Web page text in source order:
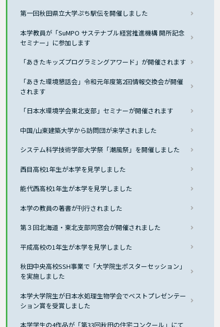
第一回秋田県立大学ぷち駅伝を開催しました
本学教員が「SuMPO サステナブル経営推進機構 開所記念
セミナー」に参加します
「あきたキッズプログラミングアワード」が開催されます
「あきた環境懇話会」令和元年度第2回情報交換会が開催
されます
「日本水環境学会東北支部」セミナーが開催されます
中国/山東建築大学から訪問団が来学されました
システム科学技術学部大学祭「潮風祭」を開催しました
西目高校1年生が本学を見学しました
能代西高校1年生が本学を見学しました
本学の教員の著書が刊行されました
第３回北海道・東北支部同窓会が開催されました
平成高校の1年生が本学を見学しました
秋田中央高校SSH事業で「大学院生ポスターセッション」
を実施しました
本学大学院生が日本水処理生物学会でベストプレゼンテー
ション賞を受賞しました
本学学生の4作品が「第33回秋田の住宅コンクール」にて